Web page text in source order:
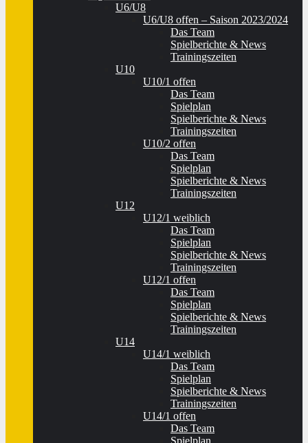
U6/U8
U6/U8 offen – Saison 2023/2024
Das Team
Spielberichte & News
Trainingszeiten
U10
U10/1 offen
Das Team
Spielplan
Spielberichte & News
Trainingszeiten
U10/2 offen
Das Team
Spielplan
Spielberichte & News
Trainingszeiten
U12
U12/1 weiblich
Das Team
Spielplan
Spielberichte & News
Trainingszeiten
U12/1 offen
Das Team
Spielplan
Spielberichte & News
Trainingszeiten
U14
U14/1 weiblich
Das Team
Spielplan
Spielberichte & News
Trainingszeiten
U14/1 offen
Das Team
Spielplan